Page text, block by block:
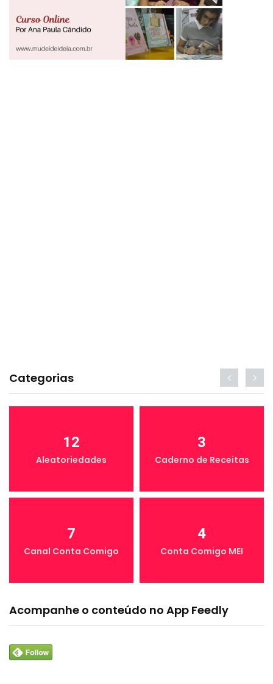
Categorias
12
Aleatoriedades
3
Caderno de Receitas
7
Canal Conta Comigo
4
Conta Comigo MEI
Acompanhe o conteúdo no App Feedly